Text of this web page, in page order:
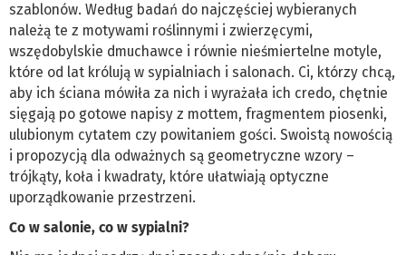
szablonów. Według badań do najczęściej wybieranych
należą te z motywami roślinnymi i zwierzęcymi,
wszędobylskie dmuchawce i równie nieśmiertelne motyle,
które od lat królują w sypialniach i salonach. Ci, którzy chcą,
aby ich ściana mówiła za nich i wyrażała ich credo, chętnie
sięgają po gotowe napisy z mottem, fragmentem piosenki,
ulubionym cytatem czy powitaniem gości. Swoistą nowością
i propozycją dla odważnych są geometryczne wzory –
trójkąty, koła i kwadraty, które ułatwiają optyczne
uporządkowanie przestrzeni.
Co w salonie, co w sypialni?